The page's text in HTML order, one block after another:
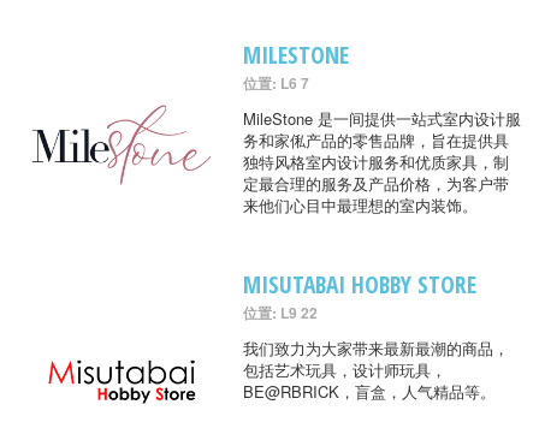
MILESTONE
位置: L6 7
MileStone 是一间提供一站式室内设计服
务和家俬产品的零售品牌，旨在提供具
独特风格室内设计服务和优质家具，制
定最合理的服务及产品价格，为客户带
来他们心目中最理想的室内装饰。
MISUTABAI HOBBY STORE
位置: L9 22
我们致力为大家带来最新最潮的商品，
包括艺术玩具，设计师玩具，
BE@RBRICK，盲盒，人气精品等。